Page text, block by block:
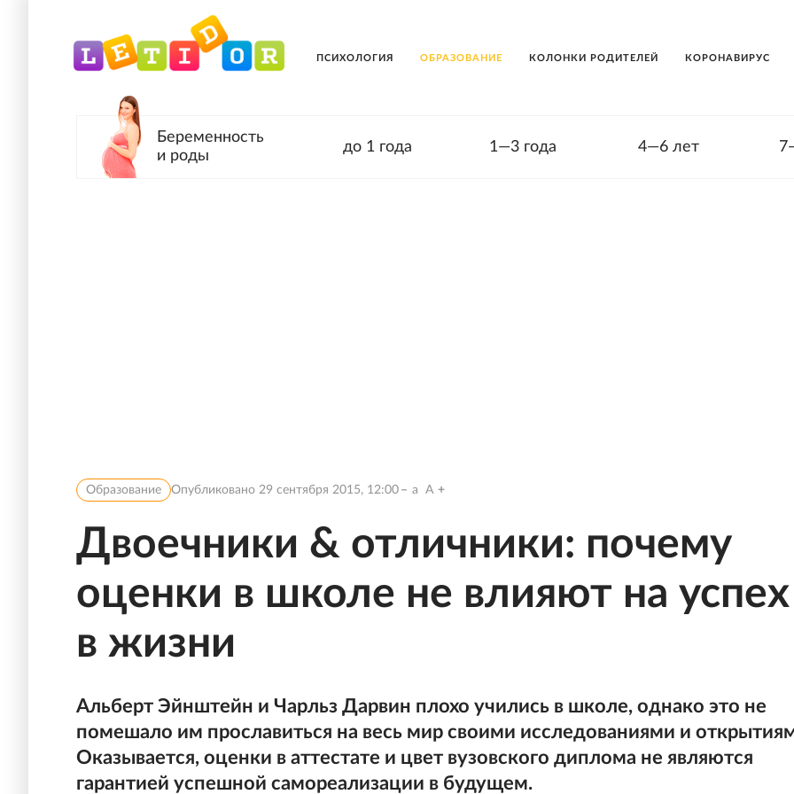
ПСИХОЛОГИЯ ОБРАЗОВАНИЕ КОЛОНКИ РОДИТЕЛЕЙ КОРОНАВИРУС
Беременность
и роды
до 1 года 1—3 года 4—6 лет
Образование Опубликовано 29 сентября 2015, 12:00 a A
Двоечники & отличники: почему
оценки в школе не влияют на успех
в жизни
Альберт Эйнштейн и Чарльз Дарвин плохо учились в школе, однако это не
помешало им прославиться на весь мир своими исследованиями и
Оказывается, оценки в аттестате и цвет вузовского диплома не являются
гарантией успешной самореализации в будущем.